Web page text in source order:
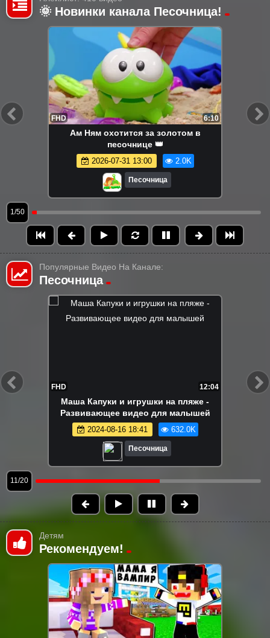
🌞 Новинки канала Песочница!
FHD 6:10
Ам Ням охотится за золотом в
песочнице 👑
2026-07-31 13:00 2.0K
Песочница
1/50
Популярные Видео На Канале:
Песочница
FHD 17:08
Разноцветные машинки строят трассу и
другое! Песочница - Видео для детей и
малышей - Сборник
2024-08-16 18:40 562.4K
Песочница
13/20
Детям
Рекомендуем!